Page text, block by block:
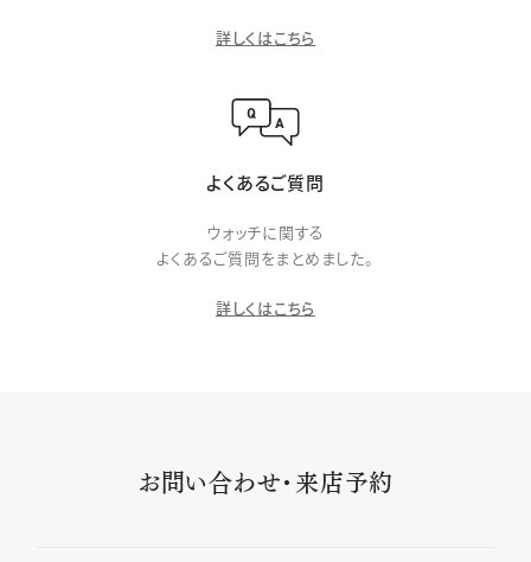
詳しくはこちら
よくあるご質問
ウォッチに関する
よくあるご質問をまとめました。
詳しくはこちら
お問い合わせ・来店予約